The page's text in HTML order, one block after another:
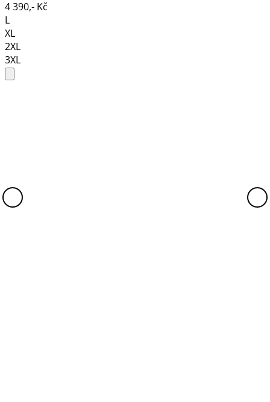
4 390,- Kč
L
XL
2XL
3XL